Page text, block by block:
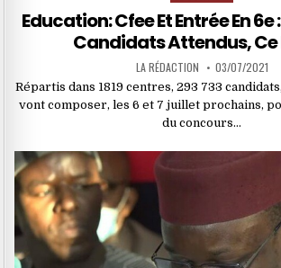
in
Education: Cfee Et Entrée En 6e
Candidats Attendus,
LA RÉDACTION 03/07/2021
Répartis dans 1819 centres, 293 733
vont composer, les 6 et 7 juillet prochains,
du concours…